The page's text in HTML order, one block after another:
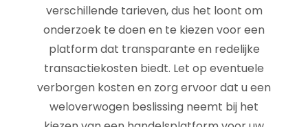
verschillende tarieven, dus het loont om
onderzoek te doen en te kiezen voor een
platform dat transparante en redelijke
transactiekosten biedt. Let op eventuele
verborgen kosten en zorg ervoor dat u een
weloverwogen beslissing neemt bij het